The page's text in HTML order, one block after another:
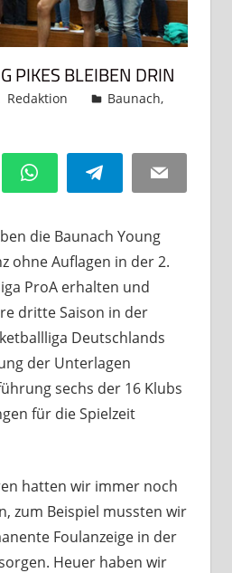
PIKES BLEIBEN DRIN
Redaktion Baunach,
WhatsAppTelegram Email
die Baunach Young
ohne Auflagen in der 2.
ProA erhalten und
dritte Saison in der
Deutschlands
der Unterlagen
sechs der 16 Klubs
für die Spielzeit
hatten wir immer noch
zum Beispiel mussten wir
Foulanzeige in der
Heuer haben wir